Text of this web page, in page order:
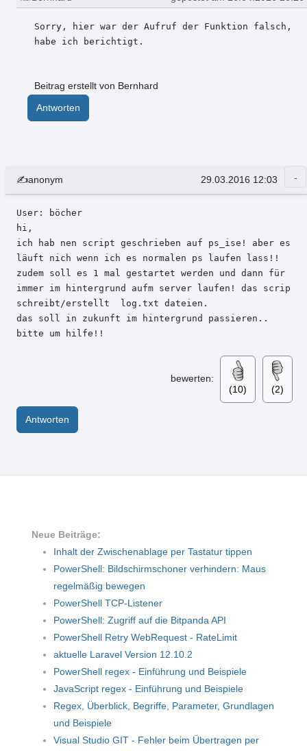
Sorry, hier war der Aufruf der Funktion falsch,
habe ich berichtigt.
Beitrag erstellt von Bernhard
Antworten
✍anonym 29.03.2016 12:03
User: böcher
hi,
ich hab nen script geschrieben auf ps_ise! aber es
läuft nich wenn ich es normalen ps laufen lass!!
zudem soll es 1 mal gestartet werden und dann für
immer im hintergrund aufm server laufen! das scrip
schreibt/erstellt  log.txt dateien.
das soll in zukunft im hintergrund passieren..
bitte um hilfe!!
bewerten:
(10)
(2)
Antworten
Neue Beiträge:
Inhalt der Zwischenablage per Tastatur tippen
PowerShell: Bildschirmschoner verhindern: Maus
regelmäßig bewegen
PowerShell TCP-Listener
PowerShell: Zugriff auf die Bitpanda API
PowerShell Retry WebRequest - RateLimit
aktuelle Laravel Version 12.10.2
PowerShell regex - Einführung und Beispiele
JavaScript regex - Einführung und Beispiele
Regex, Überblick, Begriffe, Parameter, Grundlagen
und Beispiele
Visual Studio GIT - Fehler beim Übertragen per